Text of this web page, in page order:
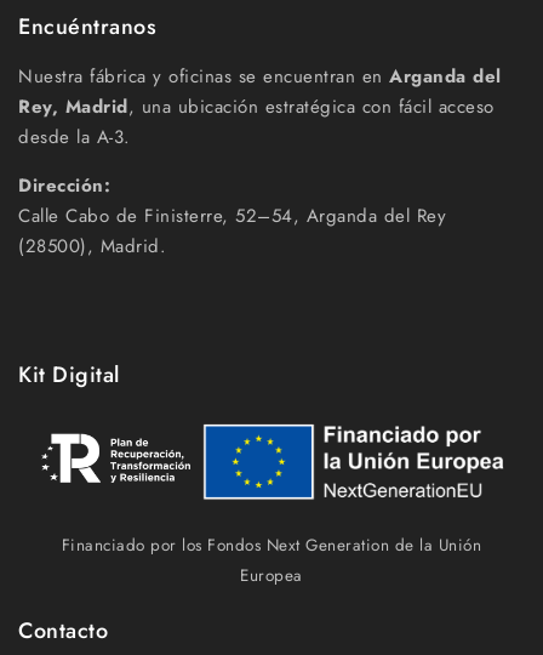
Encuéntranos
Nuestra fábrica y oficinas se encuentran en Arganda del
Rey, Madrid, una ubicación estratégica con fácil acceso
desde la A-3.
Dirección:
Calle Cabo de Finisterre, 52–54, Arganda del Rey
(28500), Madrid.
Kit Digital
Financiado por los Fondos Next Generation de la Unión
Europea
Contacto